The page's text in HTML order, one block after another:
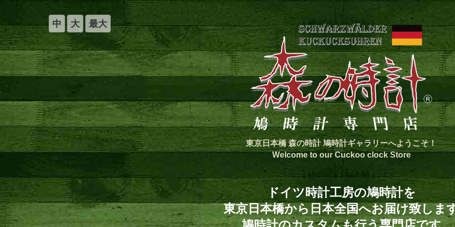
中 大 最大
東京日本橋 森の時計 鳩時計ギャラリーへようこそ！
Welcome to our Cuckoo clock Store
ドイツ時計工房の鳩時計を
東京日本橋から日本全国へお届け致しま